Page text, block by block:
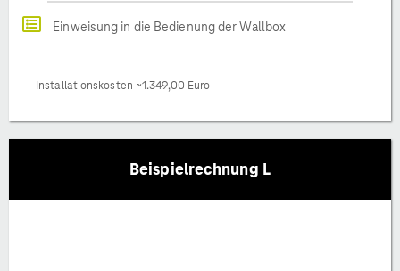
Einweisung in die Bedienung der Wallbox
Installationskosten ~1.349,00 Euro
Beispielrechnung L